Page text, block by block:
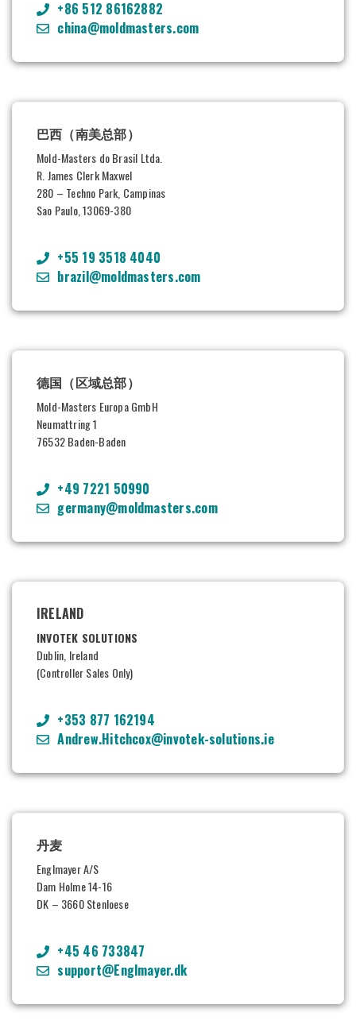
+86 512 86162882
china@moldmasters.com
巴西（南美总部）
Mold-Masters do Brasil Ltda.
R. James Clerk Maxwel
280 – Techno Park, Campinas
Sao Paulo, 13069-380
+55 19 3518 4040
brazil@moldmasters.com
德国（区域总部）
Mold-Masters Europa GmbH
Neumattring 1
76532 Baden-Baden
+49 7221 50990
germany@moldmasters.com
IRELAND
INVOTEK SOLUTIONS
Dublin, Ireland
(Controller Sales Only)
+353 877 162194
Andrew.Hitchcox@invotek-solutions.ie
丹麦
Englmayer A/S
Dam Holme 14-16
DK – 3660 Stenloese
+45 46 733847
support@Englmayer.dk